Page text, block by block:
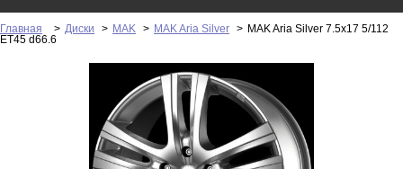
Главная > Диски > MAK > MAK Aria Silver > MAK Aria Silver 7.5x17 5/112
ET45 d66.6